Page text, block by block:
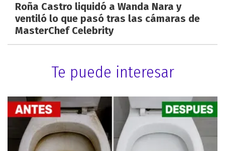
Roña Castro liquidó a Wanda Nara y
ventiló lo que pasó tras las cámaras de
MasterChef Celebrity
Te puede interesar